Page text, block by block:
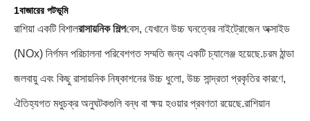
1বাজারের পটভূমি
রাশিয়া একটি বিশালরাসায়নিক শিল্পবেস, যেখানে উচ্চ ঘনত্বের নাইট্রোজেন অক্সাইড
(NOx) নির্গমন পরিচালনা পরিবেশগত সম্মতি জন্য একটি চ্যালেঞ্জ হয়েছে.চরম ঠান্ডা
জলবায়ু এবং কিছু রাসায়নিক নিষ্কাশনের উচ্চ ধুলো, উচ্চ সান্দ্রতা প্রকৃতির কারণে,
ঐতিহ্যগত মধুচক্র অনুঘটকগুলি বন্ধ বা ক্ষয় হওয়ার প্রবণতা রয়েছে.রাশিয়ান